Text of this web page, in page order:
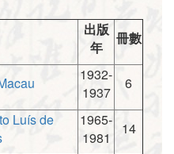
出版
年
冊數
1932-
1937
6
Luís de
1965-
1981
14